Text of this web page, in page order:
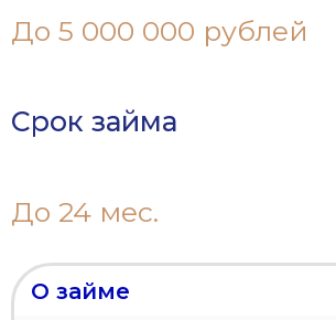
До 5 000 000 рублей
Срок займа
До 24 мес.
О займе